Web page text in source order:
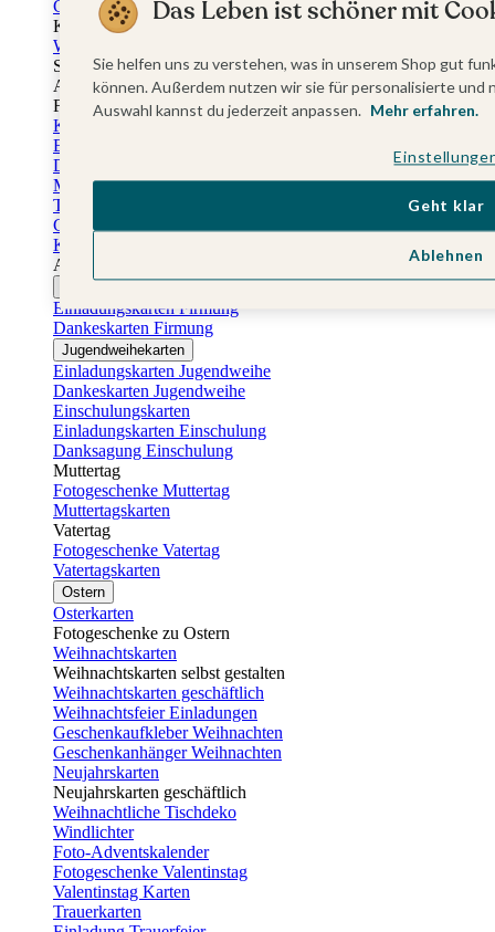
Gästebuch Taufe
Kartenbox Taufe
Willkommensschilder Taufe
Sticker Taufe
Absenderaufkleber Taufe
Fotobuch Taufe
Konfirmationskarten
Einladungskarten Konfirmation
Danksagung Konfirmation
Menükarten Konfirmation
Tischkarten Konfirmation
Gästebuch Konfirmation
Kerzen Konfirmation
Aufkleber zum Anlass Ihres Kindes
Einladungskarten Firmung
Dankeskarten Firmung
Jugendweihekarten
Einladungskarten Jugendweihe
Dankeskarten Jugendweihe
Einschulungskarten
Einladungskarten Einschulung
Danksagung Einschulung
Muttertag
Fotogeschenke Muttertag
Muttertagskarten
Vatertag
Fotogeschenke Vatertag
Vatertagskarten
Ostern
Osterkarten
Fotogeschenke zu Ostern
Weihnachtskarten
Weihnachtskarten selbst gestalten
Weihnachtskarten geschäftlich
Weihnachtsfeier Einladungen
Geschenkaufkleber Weihnachten
Geschenkanhänger Weihnachten
Neujahrskarten
Neujahrskarten geschäftlich
Weihnachtliche Tischdeko
Windlichter
Foto-Adventskalender
Fotogeschenke Valentinstag
Valentinstag Karten
Trauerkarten
Das Leben ist schöner mit
Sie helfen uns zu verstehen, was in unserem Shop gut
können. Außerdem nutzen wir sie für personalisierte
Auswahl kannst du jederzeit anpassen. Mehr erfahren.
Ablehnen
Geht klar